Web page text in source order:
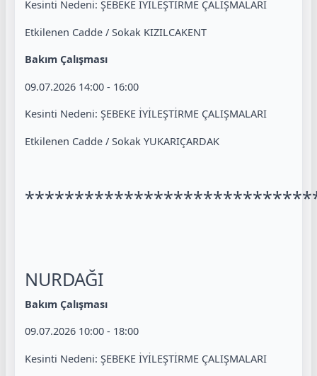
Kesinti Nedeni: ŞEBEKE İYİLEŞTİRME ÇALIŞMALARI
Etkilenen Cadde / Sokak KIZILCAKENT
Bakım Çalışması
09.07.2026 14:00 - 16:00
Kesinti Nedeni: ŞEBEKE İYİLEŞTİRME ÇALIŞMALARI
Etkilenen Cadde / Sokak YUKARIÇARDAK
NURDAĞI
Bakım Çalışması
09.07.2026 10:00 - 18:00
Kesinti Nedeni: ŞEBEKE İYİLEŞTİRME ÇALIŞMALARI